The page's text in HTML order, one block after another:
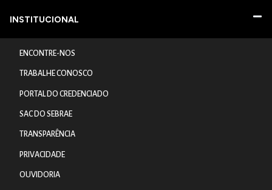
INSTITUCIONAL
ENCONTRE-NOS
TRABALHE CONOSCO
PORTAL DO CREDENCIADO
SAC DO SEBRAE
TRANSPARÊNCIA
PRIVACIDADE
OUVIDORIA